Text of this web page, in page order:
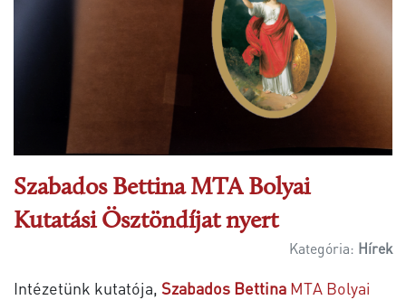
Szabados Bettina MTA Bolyai
Kutatási Ösztöndíjat nyert
Kategória: Hírek
Intézetünk kutatója, Szabados Bettina MTA Bolyai